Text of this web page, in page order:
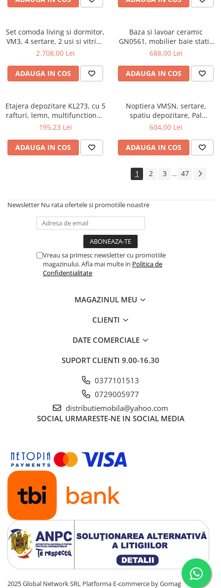
Set comoda living si dormitor,
VM3, 4 sertare, 2 usi si vitrina
suprapozabila VMN4, 2 usi, 2
insertii MDF, Nuc
2.708,00 Lei
ADAUGA IN COS
Baza si lavoar ceramic
GN0561, mobilier baie stativ
50 cm, front MDF, 2 usi, 2
reglabile, alb/antracit
688,00 Lei
ADAUGA IN COS
Etajera depozitare KL273, cu 5
rafturi, lemn, multifunctional,
natur
195,23 Lei
ADAUGA IN COS
Noptiera VMSN, sertare,
spatiu depozitare, Pal
Melaminat, insertii MDF, Nuc
604,00 Lei
ADAUGA IN COS
1 2 3 ... 47
Newsletter Nu rata ofertele si promotiile noastre
Vreau sa primesc newsletter cu promotiile
magazinului. Afla mai multe in Politica de
Confidentialitate
MAGAZINUL MEU
CLIENTI
DATE COMERCIALE
SUPORT CLIENTI 9.00-16.30
0377101513
0729005977
distributiemobila@yahoo.com
SOCIAL URMARESTE-NE IN SOCIAL MEDIA
2025 Global Network SRL Platforma E-commerce by Gomag